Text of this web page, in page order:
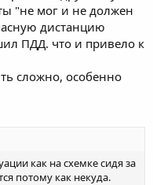
"не мог и не должен
дистанцию
ПДД. что и привело к
сложно, особенно
как на схемке сидя за
потому как некуда.